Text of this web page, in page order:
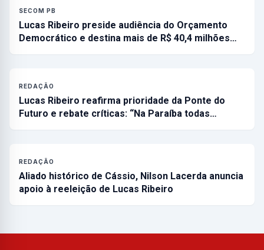
SECOM PB
Lucas Ribeiro preside audiência do Orçamento
Democrático e destina mais de R$ 40,4 milhões…
REDAÇÃO
Lucas Ribeiro reafirma prioridade da Ponte do
Futuro e rebate críticas: “Na Paraíba todas…
REDAÇÃO
Aliado histórico de Cássio, Nilson Lacerda anuncia
apoio à reeleição de Lucas Ribeiro